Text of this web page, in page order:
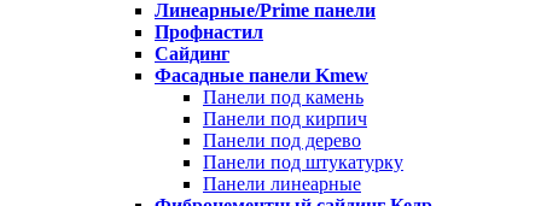
Линеарные/Prime панели
Профнастил
Сайдинг
Фасадные панели Kmew
Панели под камень
Панели под кирпич
Панели под дерево
Панели под штукатурку
Панели линеарные